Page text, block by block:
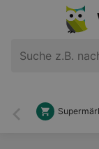
Zurück